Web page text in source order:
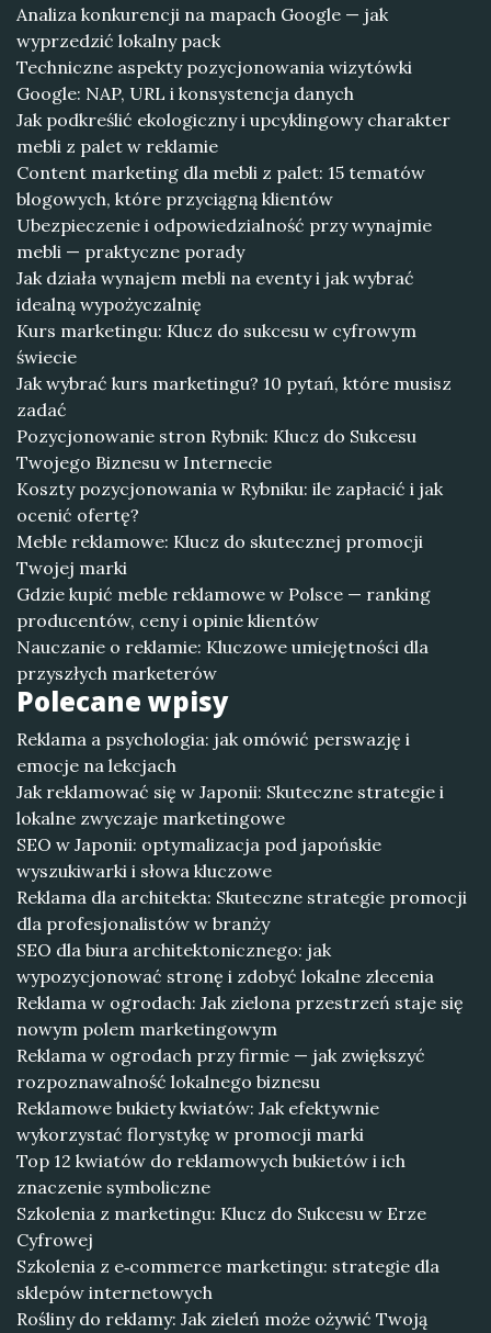
Analiza konkurencji na mapach Google — jak
wyprzedzić lokalny pack
Techniczne aspekty pozycjonowania wizytówki
Google: NAP, URL i konsystencja danych
Jak podkreślić ekologiczny i upcyklingowy charakter
mebli z palet w reklamie
Content marketing dla mebli z palet: 15 tematów
blogowych, które przyciągną klientów
Ubezpieczenie i odpowiedzialność przy wynajmie
mebli — praktyczne porady
Jak działa wynajem mebli na eventy i jak wybrać
idealną wypożyczalnię
Kurs marketingu: Klucz do sukcesu w cyfrowym
świecie
Jak wybrać kurs marketingu? 10 pytań, które musisz
zadać
Pozycjonowanie stron Rybnik: Klucz do Sukcesu
Twojego Biznesu w Internecie
Koszty pozycjonowania w Rybniku: ile zapłacić i jak
ocenić ofertę?
Meble reklamowe: Klucz do skutecznej promocji
Twojej marki
Gdzie kupić meble reklamowe w Polsce — ranking
producentów, ceny i opinie klientów
Nauczanie o reklamie: Kluczowe umiejętności dla
przyszłych marketerów
Polecane wpisy
Reklama a psychologia: jak omówić perswazję i
emocje na lekcjach
Jak reklamować się w Japonii: Skuteczne strategie i
lokalne zwyczaje marketingowe
SEO w Japonii: optymalizacja pod japońskie
wyszukiwarki i słowa kluczowe
Reklama dla architekta: Skuteczne strategie promocji
dla profesjonalistów w branży
SEO dla biura architektonicznego: jak
wypozycjonować stronę i zdobyć lokalne zlecenia
Reklama w ogrodach: Jak zielona przestrzeń staje się
nowym polem marketingowym
Reklama w ogrodach przy firmie — jak zwiększyć
rozpoznawalność lokalnego biznesu
Reklamowe bukiety kwiatów: Jak efektywnie
wykorzystać florystykę w promocji marki
Top 12 kwiatów do reklamowych bukietów i ich
znaczenie symboliczne
Szkolenia z marketingu: Klucz do Sukcesu w Erze
Cyfrowej
Szkolenia z e‑commerce marketingu: strategie dla
sklepów internetowych
Rośliny do reklamy: Jak zieleń może ożywić Twoją